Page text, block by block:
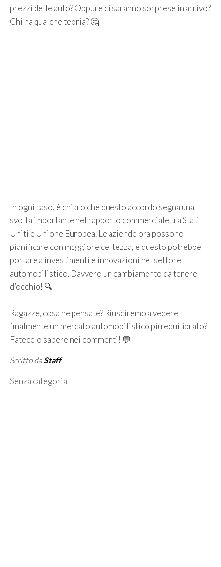
prezzi delle auto? Oppure ci saranno sorprese in arrivo?
Chi ha qualche teoria? 🤔
In ogni caso, è chiaro che questo accordo segna una
svolta importante nel rapporto commerciale tra Stati
Uniti e Unione Europea. Le aziende ora possono
pianificare con maggiore certezza, e questo potrebbe
portare a investimenti e innovazioni nel settore
automobilistico. Davvero un cambiamento da tenere
d’occhio! 🔍
Ragazze, cosa ne pensate? Riusciremo a vedere
finalmente un mercato automobilistico più equilibrato?
Fatecelo sapere nei commenti! 💬
Scritto da Staff
Categorie
Senza categoria